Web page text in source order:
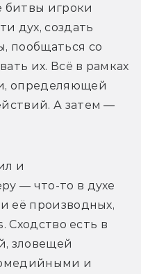
битвы игроки
дух, создать
пообщаться со
их. Всё в рамках
определяющей
А затем —
и
— что-то в духе
её производных,
Сходство есть в
зловещей
и